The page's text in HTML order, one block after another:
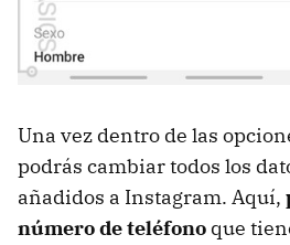
Una vez dentro de las
podrás cambiar todos los
añadidos a Instagram. Aquí,
número de teléfono que